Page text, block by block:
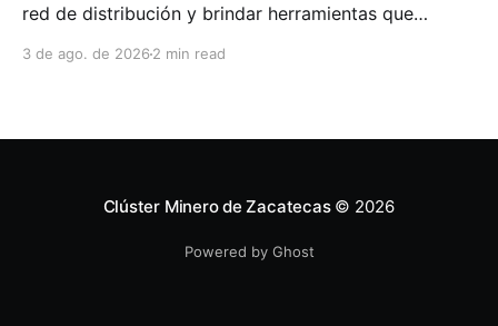
red de distribución y brindar herramientas que
técnico, Milwaukee llevó a cabo una capacitación
3 de ago. de 2026 2 min read
Clúster Minero de Zacatecas© 2026
Powered by Ghost